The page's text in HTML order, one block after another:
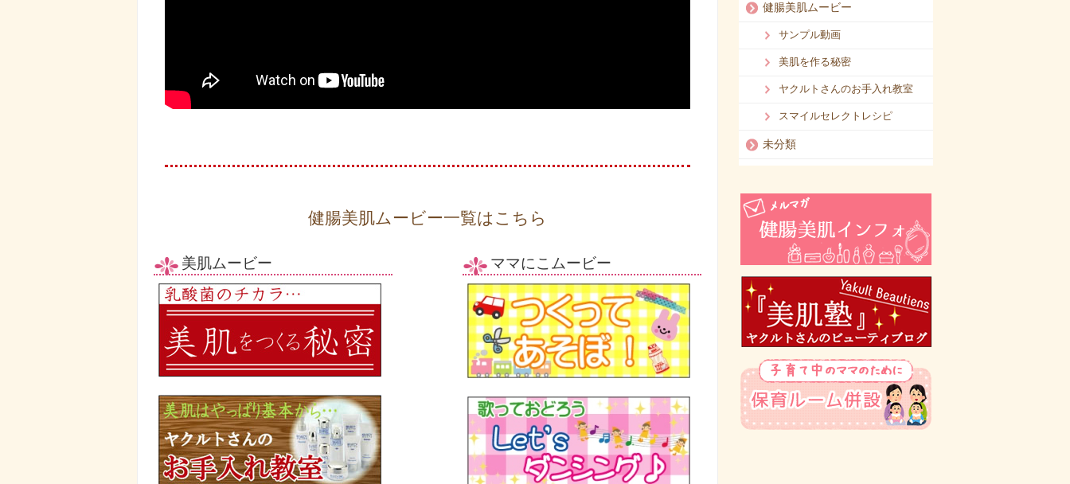
健腸美肌ムービー一覧はこちら
美肌ムービー ママにこムービー
健腸美肌ムービー
サンプル動画
美肌を作る秘密
ヤクルトさんのお手入れ教室
スマイルセレクトレシピ
未分類